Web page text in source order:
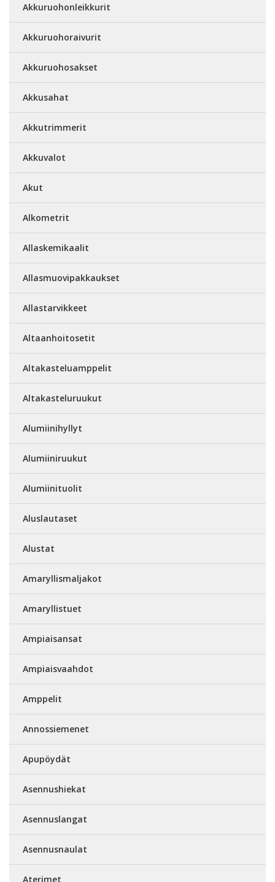
Akkuruohonleikkurit
Akkuruohoraivurit
Akkuruohosakset
Akkusahat
Akkutrimmerit
Akkuvalot
Akut
Alkometrit
Allaskemikaalit
Allasmuovipakkaukset
Allastarvikkeet
Altaanhoitosetit
Altakasteluamppelit
Altakasteluruukut
Alumiinihyllyt
Alumiiniruukut
Alumiinituolit
Aluslautaset
Alustat
Amaryllismaljakot
Amaryllistuet
Ampiaisansat
Ampiaisvaahdot
Amppelit
Annossiemenet
Apupöydät
Asennushiekat
Asennuslangat
Asennusnaulat
Aterimet